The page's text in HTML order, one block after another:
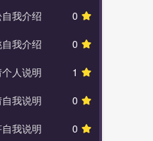
0
我介绍
0
我介绍
1
人说明
0
我说明
0
我说明